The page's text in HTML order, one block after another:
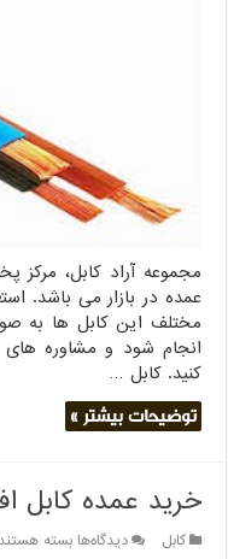
عمده در بازار می باشد.
مختلف این کابل ها به
انجام شود و مشاوره های
کنید. کابل …
توضیحات بیشتر »
خرید عمده کابل
کابل دیدگاه‌هابرای
بسته هستند